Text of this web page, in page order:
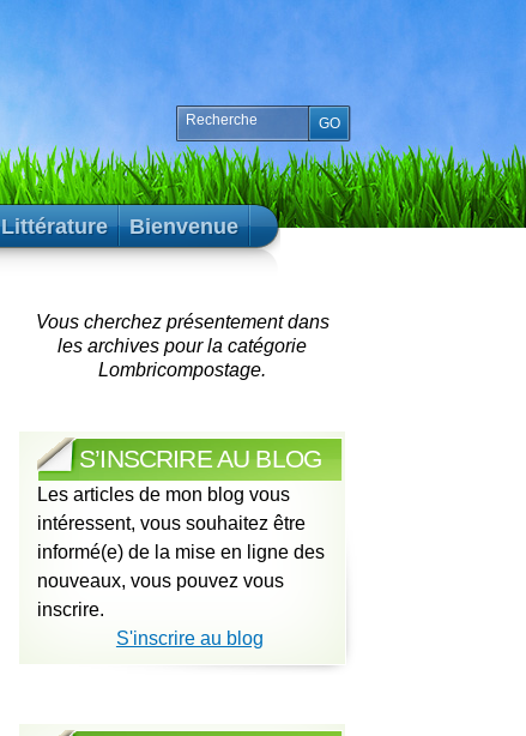
Littérature Bienvenue
Vous cherchez présentement dans
les archives pour la catégorie
Lombricompostage.
S’INSCRIRE AU BLOG
Les articles de mon blog vous
intéressent, vous souhaitez être
informé(e) de la mise en ligne des
nouveaux, vous pouvez vous
inscrire.
S'inscrire au blog